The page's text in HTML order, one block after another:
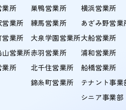
業所
業所
業所
山営業所
業所
巣鴨営業所
練馬営業所
大泉学園営業所
赤羽営業所
北千住営業所
錦糸町営業所
横浜営業所
あざみ野営業
大船営業所
浦和営業所
船橋営業所
テナント事業
シニア事業部